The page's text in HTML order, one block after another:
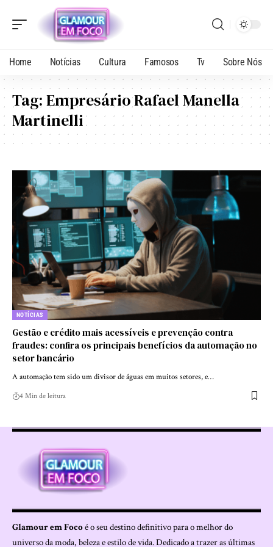
Home Notícias Cultura Famosos Tv Sobre Nós
Tag:Empresário Rafael Manella
Martinelli
NOTÍCIAS
Gestão e crédito mais acessíveis e prevenção contra
fraudes: confira os principais benefícios da automação no
setor bancário
A automação tem sido um divisor de águas em muitos setores, e…
4 Min de leitura
Glamour em Focoé o seu destino definitivo para o melhor do
universo da moda, beleza e estilo de vida. Dedicado a trazer as últimas